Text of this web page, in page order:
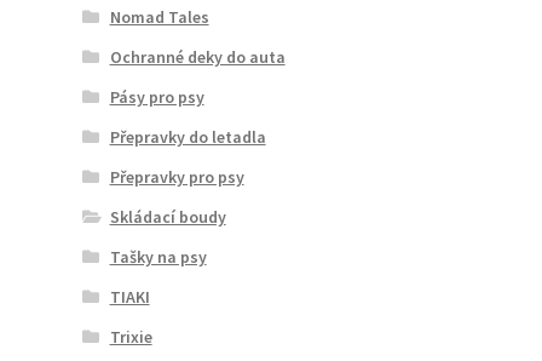
Nomad Tales
Ochranné deky do auta
Pásy pro psy
Přepravky do letadla
Přepravky pro psy
Skládací boudy
Tašky na psy
TIAKI
Trixie